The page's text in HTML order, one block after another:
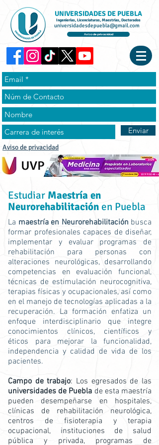
UNIVERSIDADES DE PUEBLA
Ingenierías, Licenciaturas, Maestrías, Doctorados
universidadesdepuebla@gmail.com
Aviso de privacidad
Enviar
Aviso de privacidad
Estudiar Maestría en
Neurorehabilitación en Puebla
La maestría en Neurorehabilitación busca
formar profesionales capaces de diseñar,
implementar y evaluar programas de
rehabilitación para personas con
alteraciones neurológicas, desarrollando
competencias en evaluación funcional,
técnicas de estimulación neurocognitiva,
terapias físicas y ocupacionales, así como
en el manejo de tecnologías aplicadas a la
recuperación. La formación enfatiza un
enfoque interdisciplinario que integre
conocimientos clínicos, científicos y
éticos para mejorar la funcionalidad,
independencia y calidad de vida de los
pacientes.
Campo de trabajo: Los egresados de las
universidades de Puebla de esta maestría
pueden desempeñarse en hospitales,
clínicas de rehabilitación neurológica,
centros de fisioterapia y terapia
ocupacional, instituciones de salud
pública y privada, programas de